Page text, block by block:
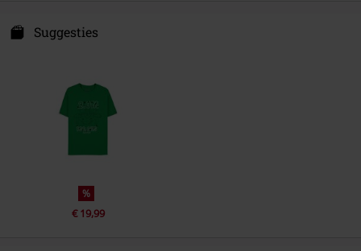
Zuidplein 36
1077 XV Amsterdam
Suggesties
%
€ 19,99